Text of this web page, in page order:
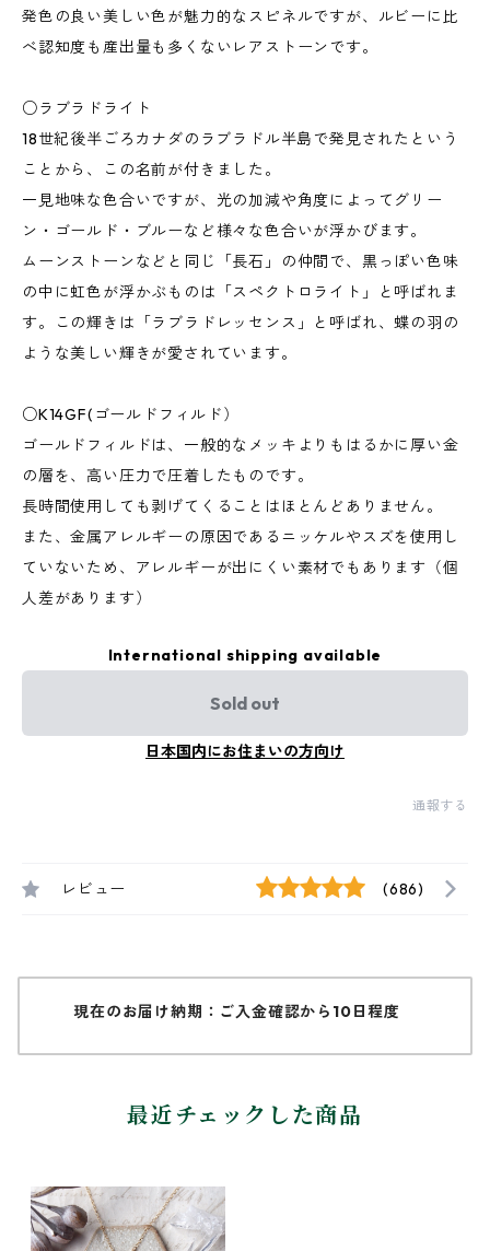
発色の良い美しい色が魅力的なスピネルですが、ルビーに比
べ認知度も産出量も多くないレアストーンです。
○ラブラドライト
18世紀後半ごろカナダのラブラドル半島で発見されたという
ことから、この名前が付きました。
一見地味な色合いですが、光の加減や角度によってグリー
ン・ゴールド・ブルーなど様々な色合いが浮かびます。
ムーンストーンなどと同じ「長石」の仲間で、黒っぽい色味
の中に虹色が浮かぶものは「スペクトロライト」と呼ばれま
す。この輝きは「ラブラドレッセンス」と呼ばれ、蝶の羽の
ような美しい輝きが愛されています。
○K14GF(ゴールドフィルド）
ゴールドフィルドは、一般的なメッキよりもはるかに厚い金
の層を、高い圧力で圧着したものです。
長時間使用しても剥げてくることはほとんどありません。
また、金属アレルギーの原因であるニッケルやスズを使用し
ていないため、アレルギーが出にくい素材でもあります（個
人差があります）
International shipping available
Sold out
日本国内にお住まいの方向け
通報する
レビュー (686)
現在のお届け納期：ご入金確認から10日程度
最近チェックした商品